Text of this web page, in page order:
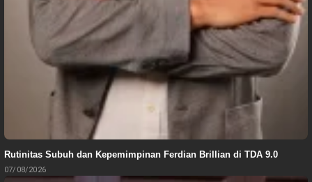
Rutinitas Subuh dan Kepemimpinan Ferdian Brillian di TDA 9.0
07/08/2026